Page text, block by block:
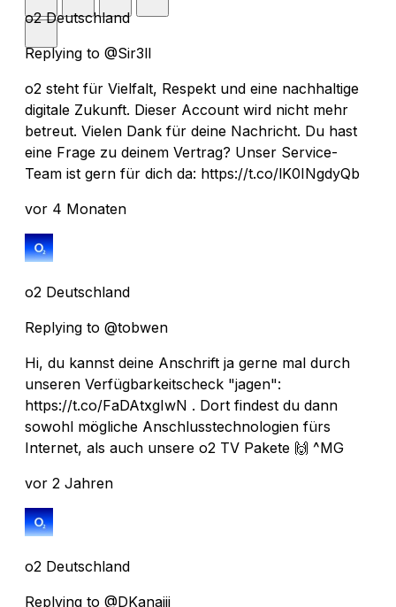
o2 Deutschland
Replying to @Sir3ll
o2 steht für Vielfalt, Respekt und eine nachhaltige
digitale Zukunft. Dieser Account wird nicht mehr
betreut. Vielen Dank für deine Nachricht. Du hast
eine Frage zu deinem Vertrag? Unser Service-
Team ist gern für dich da: https://t.co/lK0INgdyQb
vor 4 Monaten
o2 Deutschland
Replying to @tobwen
Hi, du kannst deine Anschrift ja gerne mal durch
unseren Verfügbarkeitscheck "jagen":
https://t.co/FaDAtxgIwN . Dort findest du dann
sowohl mögliche Anschlusstechnologien fürs
Internet, als auch unsere o2 TV Pakete 🙌 ^MG
vor 2 Jahren
o2 Deutschland
Replying to @DKanajii